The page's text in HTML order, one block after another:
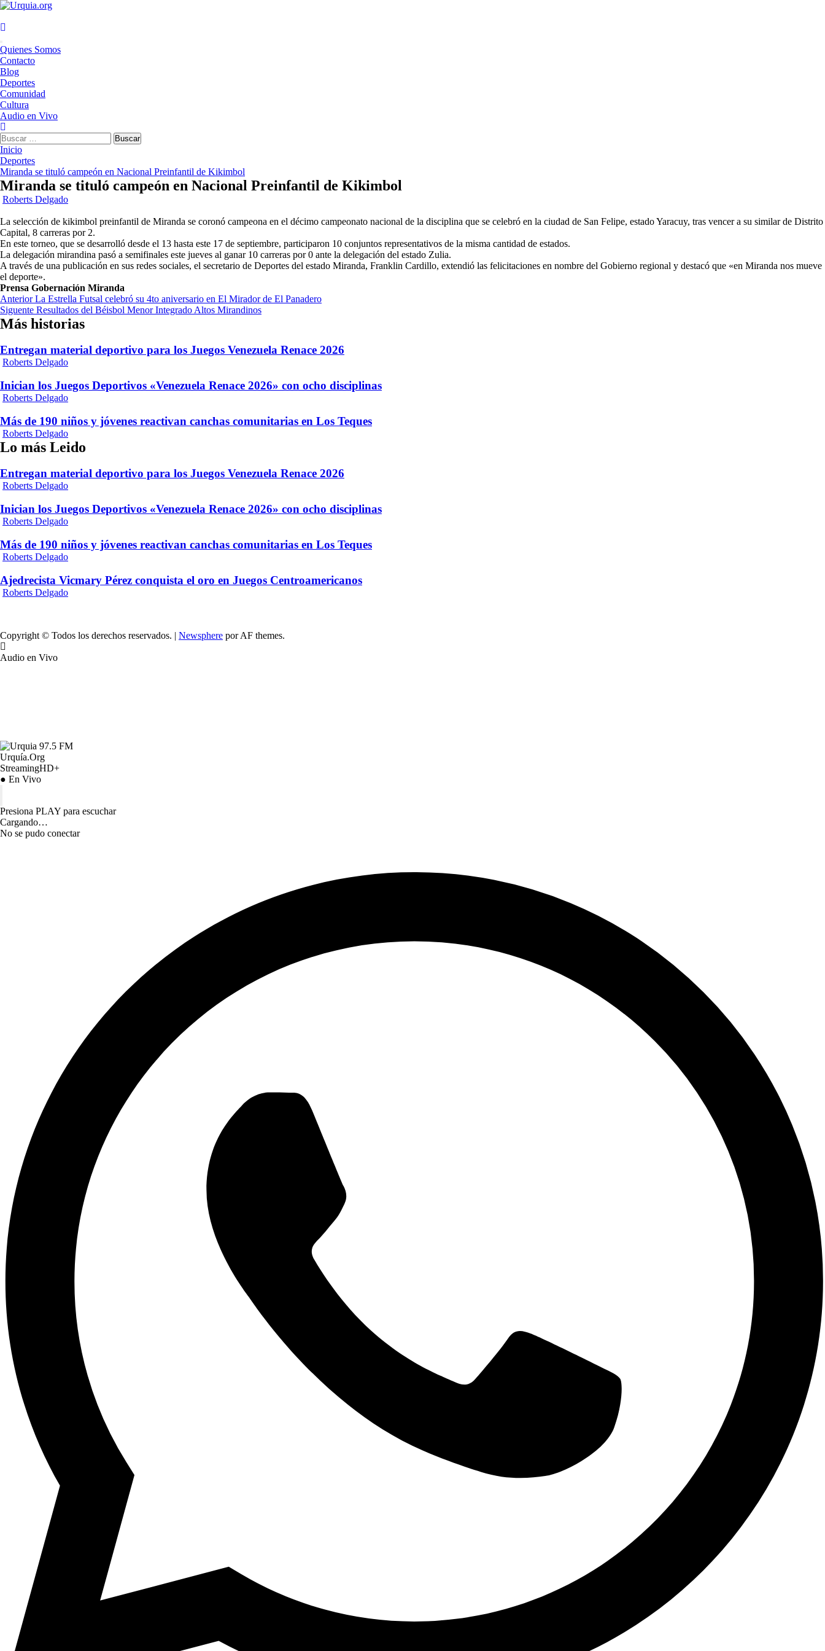
Saltar
contenido
Menú
principal
Quienes Somos
Contacto
Blog
Deportes
Comunidad
Cultura
Audio en Vivo
Buscar:
Inicio
Deportes
Miranda se tituló campeón en Nacional Preinfantil de Kikimbol
Miranda se tituló campeón en Nacional Preinfantil de Kikimbol
Roberts Delgado
La selección de kikimbol preinfantil de Miranda se coronó campeona en el décimo campeonato nacional de la disciplina que se celebró en la ciudad de San Felipe, estado Yaracuy, tras vencer a su similar de Distrito
Capital, 8 carreras por 2.
En este torneo, que se desarrolló desde el 13 hasta este 17 de septiembre, participaron 10 conjuntos representativos de la misma cantidad de estados.
La delegación mirandina pasó a semifinales este jueves al ganar 10 carreras por 0 ante la delegación del estado Zulia.
A través de una publicación en sus redes sociales, el secretario de Deportes del estado Miranda, Franklin Cardillo, extendió las felicitaciones en nombre del Gobierno regional y destacó que «en Miranda nos mueve
el deporte».
Prensa Gobernación Miranda
Navegación
de
entradas
AnteriorLa Estrella Futsal celebró su 4to aniversario en El Mirador de El Panadero
Siguente Resultados del Béisbol Menor Integrado Altos Mirandinos
Más historias
Entregan material deportivo para los Juegos Venezuela Renace 2026
Roberts Delgado
Inician los Juegos Deportivos «Venezuela Renace 2026» con ocho disciplinas
Roberts Delgado
Más de 190 niños y jóvenes reactivan canchas comunitarias en Los Teques
Roberts Delgado
Lo más Leido
Entregan material deportivo para los Juegos Venezuela Renace 2026
Roberts Delgado
Inician los Juegos Deportivos «Venezuela Renace 2026» con ocho disciplinas
Roberts Delgado
Más de 190 niños y jóvenes reactivan canchas comunitarias en Los Teques
Roberts Delgado
Ajedrecista Vicmary Pérez conquista el oro en Juegos Centroamericanos
Roberts Delgado
Copyright © Todos los derechos reservados. | Newsphere por AF themes.
Audio en Vivo
Urquía.Org
StreamingHD+
● En Vivo
Presiona PLAY para escuchar
Cargando…
No se pudo conectar